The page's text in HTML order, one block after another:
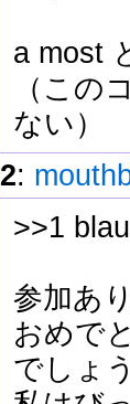
a most
（この
ない）
2:
>>1
参加あ
おめで
でしょ